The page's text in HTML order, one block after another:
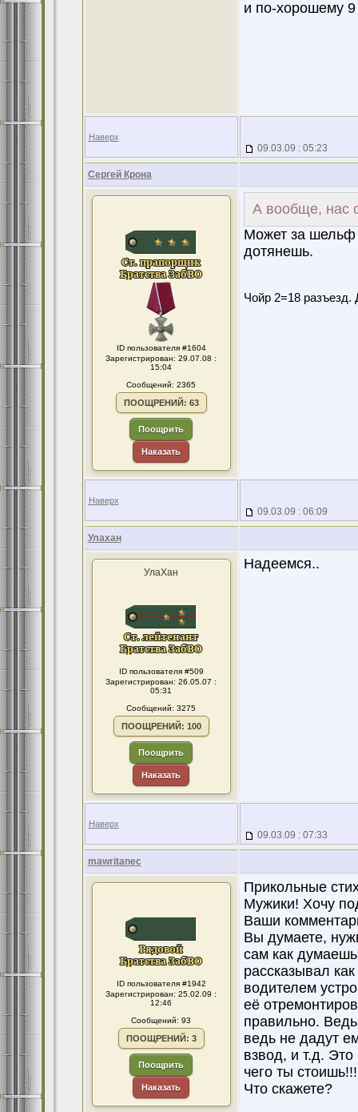
и по-хорошему
Наверх
09.03.09 : 05:23
Сергей Крона
ID пользователя #1604
Зарегистрирован: 29.07.08 :
15:04
Сообщений: 2365
ПООЩРЕНИЙ: 63
Поощрить
Наказать
А вообще, нас
Может за шельф
дотянешь.
Чойр 2=18
Наверх
09.03.09 : 06:09
Улахан
УлаХан
ID пользователя #509
Зарегистрирован: 26.05.07 :
05:31
Сообщений: 3275
ПООЩРЕНИЙ: 100
Поощрить
Наказать
Надеемся..
Наверх
09.03.09 : 07:33
mawritanec
ID пользователя #1942
Зарегистрирован: 25.02.09 :
12:46
Сообщений: 93
ПООЩРЕНИЙ: 3
Поощрить
Наказать
Прикольные
Мужики! Хочу
Ваши
Вы думаете,
сам как
рассказывал
водителем
её
правильно.
ведь не дадут
взвод, и т.д.
чего ты
Что скажете?